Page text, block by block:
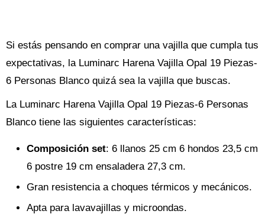
Si estás pensando en comprar una vajilla que cumpla tus
expectativas, la Luminarc Harena Vajilla Opal 19 Piezas-
6 Personas Blanco quizá sea la vajilla que buscas.
La Luminarc Harena Vajilla Opal 19 Piezas-6 Personas
Blanco tiene las siguientes características:
Composición set: 6 llanos 25 cm 6 hondos 23,5 cm
6 postre 19 cm ensaladera 27,3 cm.
Gran resistencia a choques térmicos y mecánicos.
Apta para lavavajillas y microondas.